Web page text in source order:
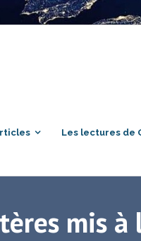
Les lectures de
mis à